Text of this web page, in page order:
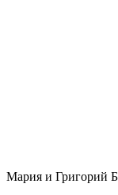
Мария и Григорий